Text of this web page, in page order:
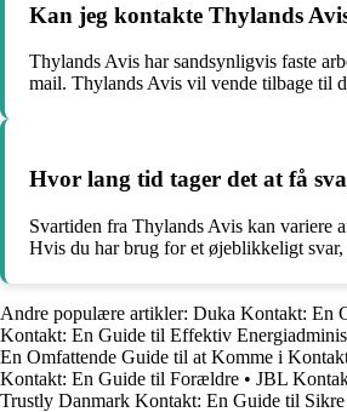
Kan jeg kontakte Thylands
Thylands Avis har sandsynligvis faste
mail. Thylands Avis vil vende tilbage til
Hvor lang tid tager det at få
Svartiden fra Thylands Avis kan variere
Hvis du har brug for et øjeblikkeligt svar,
Andre populære artikler: Duka Kontakt: En
Kontakt: En Guide til Effektiv
En Omfattende Guide til at Komme i
Kontakt: En Guide til Forældre • JBL
Trustly Danmark Kontakt: En Guide til